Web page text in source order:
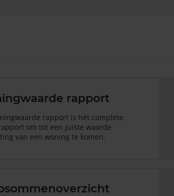
rapport
rapport is hét complete
om tot een juiste waarde
van een woning te komen.